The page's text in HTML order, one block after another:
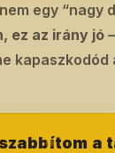
egy “nagy
ez az irány jó
a